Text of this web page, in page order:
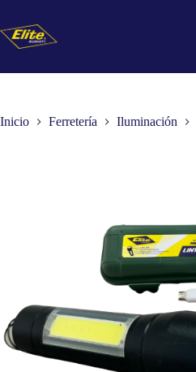
contenido
Inicio Ferretería Iluminación